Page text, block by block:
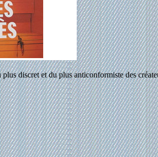
discret et du plus anticonformiste des